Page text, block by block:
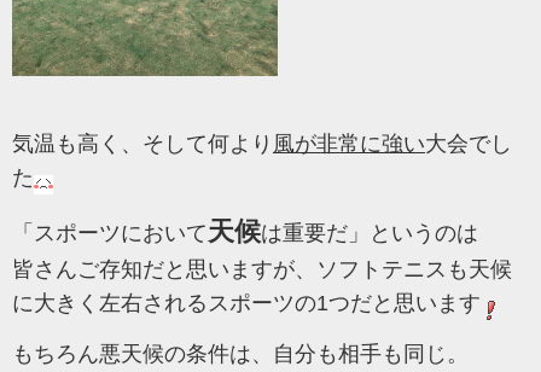
気温も高く、そして何より 風が非常に強い大会でし
た
「スポーツにおいて天候は重要だ」というのは
皆さんご存知だと思いますが、ソフトテニスも天候
に大きく左右されるスポーツの1つだと思います
もちろん悪天候の条件は、自分も相手も同じ。